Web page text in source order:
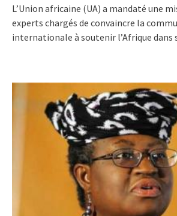
L’Union africaine (UA) a mandaté une
experts chargés de convaincre la
internationale à soutenir l’Afrique